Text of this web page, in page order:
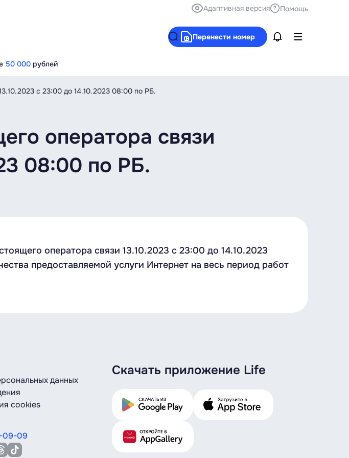
Адаптивная версия Помощь
Перенести номер
50 000 рублей
c 23:00 до 14.10.2023 08:00 по РБ.
оператора связи
08:00 по РБ.
оператора связи 13.10.2023 c 23:00 до 14.10.2023
предоставляемой услуги Интернет на весь период работ
данных
cookies
09-09
Скачать приложение Life